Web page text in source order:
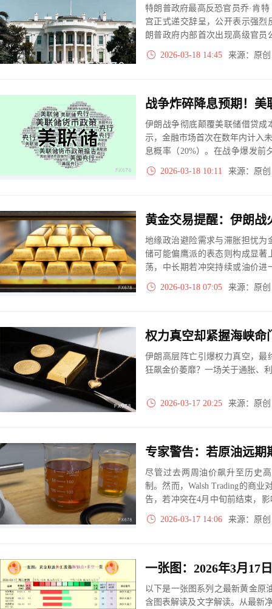
特朗普政府最高反恐官员乔·肯
宫正式递交辞呈，公开表示强
朗普政府内部首次出现高级官
派之间的裂痕日益扩大。虽然
华盛顿与国际社会广泛关注。
2026-03-18 14:45 来源：原
伊朗战争彻底颠覆美联储借贷成
示，金融市场首次在数年内计入
息概率（20%）。在战争爆发前
格暴涨正拖累通胀重燃，迫使
导市场。
2026-03-18 10:11 来源：原
地缘政治避险需求与滞胀担忧为
储可能偏鹰派的表态则构成显著
荡，中长期若冲突持续或油价
美联储决议将成为决定下一波方
2026-03-18 07:05 来源：原
权力真空却紧握海峡命
伊朗高层阵亡引爆权力真空，最
狂飙金价萎靡？一场关于通胀、
2026-03-17 20:25 来源：原
尽管过去两周油价飙升至历史
制。然而，Walsh Trading的商业
告，若冲突在4月中旬前结束，
美债收益率上升、股市波动、
显著外溢。
2026-03-17 14:06 来源：原
以下是一张图系列之最新黄金原
含图表解读及文字解读。从最新